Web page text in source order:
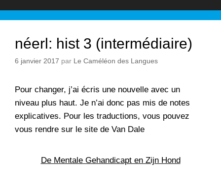
néerl: hist 3 (intermédiaire)
6 janvier 2017 par Le Caméléon des Langues
Pour changer, j’ai écris une nouvelle avec un
niveau plus haut. Je n’ai donc pas mis de notes
explicatives. Pour les traductions, vous pouvez
vous rendre sur le site de Van Dale
De Mentale Gehandicapt en Zijn Hond